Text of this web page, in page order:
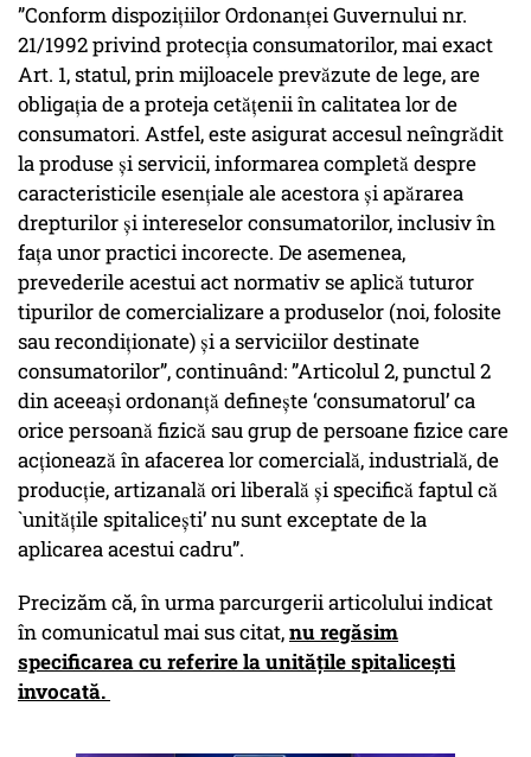
”Conform dispozițiilor Ordonanței Guvernului nr.
21/1992 privind protecția consumatorilor, mai exact
Art. 1, statul, prin mijloacele prevăzute de lege, are
obligația de a proteja cetățenii în calitatea lor de
consumatori. Astfel, este asigurat accesul neîngrădit
la produse și servicii, informarea completă despre
caracteristicile esențiale ale acestora și apărarea
drepturilor și intereselor consumatorilor, inclusiv în
fața unor practici incorecte. De asemenea,
prevederile acestui act normativ se aplică tuturor
tipurilor de comercializare a produselor (noi, folosite
sau recondiționate) și a serviciilor destinate
consumatorilor”, continuând: ”Articolul 2, punctul 2
din aceeași ordonanță definește ‘consumatorul’ ca
orice persoană fizică sau grup de persoane fizice care
acționează în afacerea lor comercială, industrială, de
producție, artizanală ori liberală și specifică faptul că
`unitățile spitalicești’ nu sunt exceptate de la
aplicarea acestui cadru”.
Precizăm că, în urma parcurgerii articolului indicat
în comunicatul mai sus citat,nu regăsim
specificarea cu referire la unitățile spitalicești
invocată.